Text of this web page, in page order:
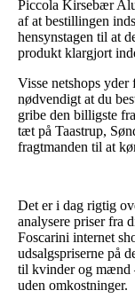
Piccola Kirsebær
af at bestillingen
hensynstagen til at
produkt klargjort
Visse netshops yder
nødvendigt at du
gribe den billigste
tæt på Taastrup,
fragtmanden til at
Det er i dag rigtig
analysere priser fra
Foscarini internet
udsalgspriserne på
til kvinder og mænd
uden omkostninger.